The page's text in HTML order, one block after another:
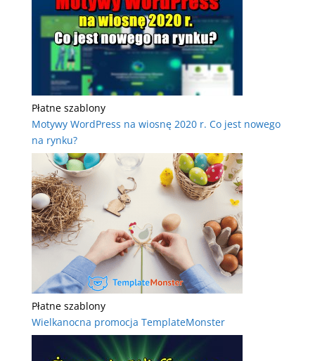
Płatne szablony
Motywy WordPress na wiosnę 2020 r. Co jest nowego
na rynku?
Płatne szablony
Wielkanocna promocja TemplateMonster